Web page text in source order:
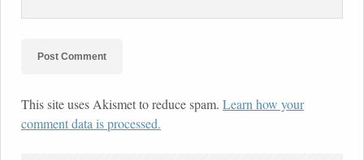
This site uses Akismet to reduce spam. Learn how your
comment data is processed.